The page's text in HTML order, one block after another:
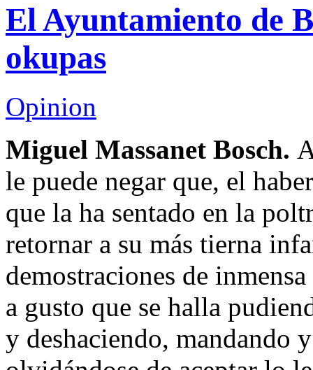
El Ayuntamiento de
okupas
Opinion
Miguel Massanet Bosch.
le puede negar que, el
que la ha sentado en la
retornar a su más tierna
demostraciones de
a gusto que se halla
y deshaciendo, mandando